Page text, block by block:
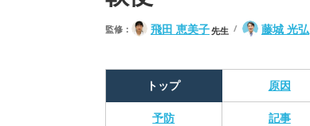
監修： 飛田 恵美子先生 藤城 光弘
トップ 原因
予防 記事